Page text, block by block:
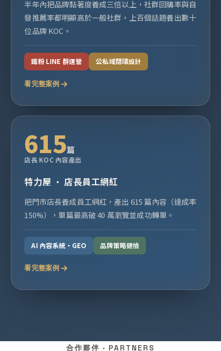
半年內把品牌黏著度養成三倍以上，社群回購率與自
發推薦率都明顯高於一般社群，上百個話題養出數十
位品牌 KOC。
鐵粉 LINE 群運營 公私域閉環設計
看完整案例
615篇
店長 KOC 內容產出
特力屋 · 店長員工網紅
把門市店長養成員工網紅，產出 615 篇內容（達成率
150%），單篇最高破 40 萬瀏覽並成功轉單。
AI 內容系統・GEO 品牌策略健檢
看完整案例
合作夥伴 · PARTNERS